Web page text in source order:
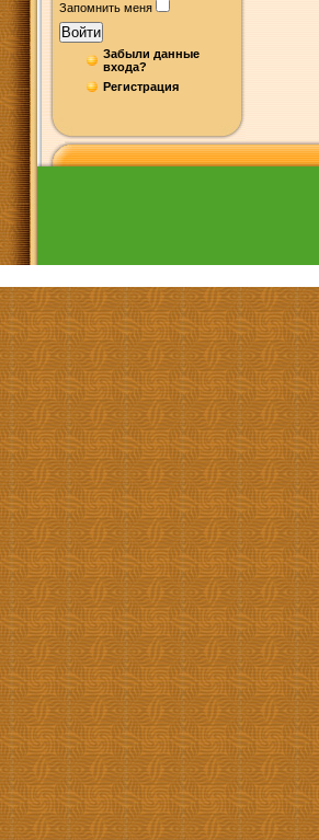
Запомнить меня
Войти
Забыли данные
входа?
Регистрация